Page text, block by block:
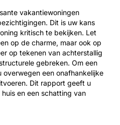
vakantiewoningen
Dit is uw kans
kritisch te bekijken. Let
op de charme, maar ook op
op tekenen van achterstallig
gebreken. Om een
een onafhankelijke
Dit rapport geeft u
en een schatting van